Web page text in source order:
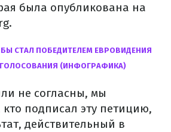
была опубликована на
СТАЛ ПОБЕДИТЕЛЕМ ЕВРОВИДЕНИЯ
(ИНФОГРАФИКА)
не согласны, мы
кто подписал эту петицию,
действительный в